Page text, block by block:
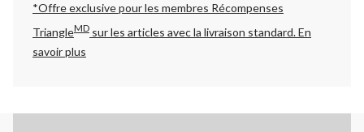
*Offre exclusive pour les membres Récompenses
TriangleMD sur les articles avec la livraison standard.En
savoir plus